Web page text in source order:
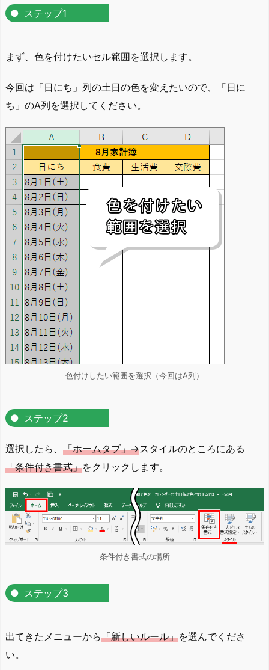
ステップ1
まず、色を付けたいセル範囲を選択します。
今回は「日にち」列の土日の色を変えたいので、「日に
ち」のA列を選択してください。
色付けしたい範囲を選択（今回はA列）
ステップ2
選択したら、 「ホームタブ」→スタイルのところにある
「条件付き書式」をクリックします。
条件付き書式の場所
ステップ3
出てきたメニューから「新しいルール」を選んでくださ
い。